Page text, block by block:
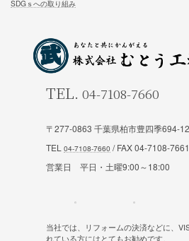
お問合せ
山市、野田市）千葉県（市川市
区
〒277-0863 千葉県柏市豊四季694-12
TEL
/ FAX 04-7108-7661
営業日 平日・土曜9:00～18:00
当社では、リフォームの決済などに、
れている方にはとてもお勧めです。